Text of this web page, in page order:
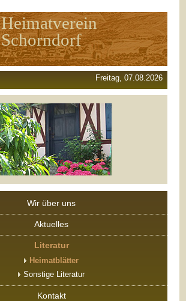
Heimatverein
Schorndorf
Freitag, 07.08.2026
Wir über uns
Aktuelles
Literatur
Heimatblätter
Sonstige Literatur
Kontakt